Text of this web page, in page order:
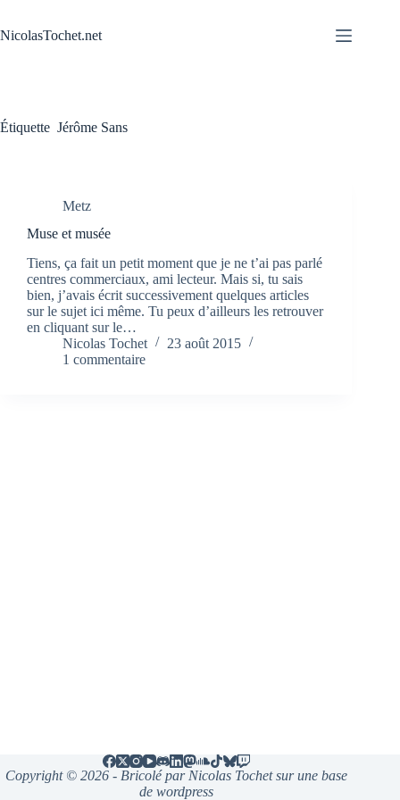
contenu
NicolasTochet.net
Étiquette Jérôme Sans
Metz
Muse et musée
Tiens, ça fait un petit moment que je ne t’ai pas parlé
centres commerciaux, ami lecteur. Mais si, tu sais
bien, j’avais écrit successivement quelques articles
sur le sujet ici même. Tu peux d’ailleurs les retrouver
en cliquant sur le…
Nicolas Tochet
23 août 2015
1 commentaire
Copyright © 2026 - Bricolé par Nicolas Tochet sur une base
de wordpress